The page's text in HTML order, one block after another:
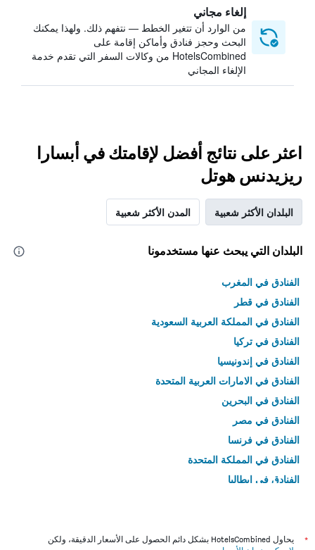
إلغاء مجاني
من الوارد أن تتغير الخطط — نتفهم ذلك. ولهذا يمكنك
البحث وحجز فنادق وأماكن إقامة على
HotelsCombined من وكالات السفر التي تقدم خدمة
الإلغاء المجاني
اعثر على نتائج أفضل لإقامتك في أبسارا
ريزيدنس هوتل
البلدان الأكثر شعبية المدن الأكثر شعبية
البلدان التي يبحث عنها مستخدمونا
الفنادق في المغرب
الفنادق في قطر
الفنادق في المملكة العربية السعودية
الفنادق في تركيا
الفنادق في إندونيسيا
الفنادق في الامارات العربية المتحدة
الفنادق في البحرين
الفنادق في مصر
الفنادق في فرنسا
الفنادق في المملكة المتحدة
الفنادق في إيطاليا
*
يحاول HotelsCombined بشكل دائم الحصول على الأسعار الدقيقة، ولكن